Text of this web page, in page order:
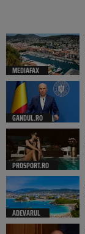
MEDIAFAX
GANDUL.RO
PROSPORT.RO
ADEVARUL